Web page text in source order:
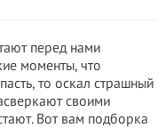
перед нами
моменты, что
то оскал страшный
своими
Вот вам подборка